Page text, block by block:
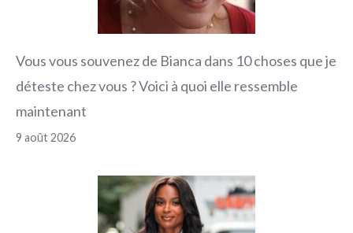
Vous vous souvenez de Bianca dans 10 choses que je
déteste chez vous ? Voici à quoi elle ressemble
maintenant
9 août 2026